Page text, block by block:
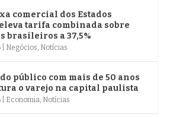
comercial dos Estados
tarifa combinada sobre
brasileiros a 37,5%
Negócios, Notícias
público com mais de 50 anos
o varejo na capital paulista
Economia, Notícias